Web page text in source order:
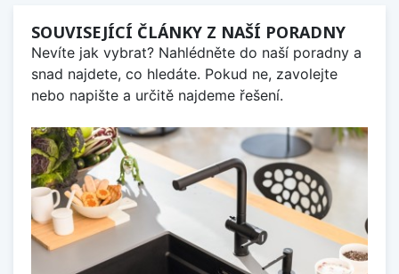
SOUVISEJÍCÍ ČLÁNKY Z NAŠÍ PORADNY
Nevíte jak vybrat? Nahlédněte do naší poradny a
snad najdete, co hledáte. Pokud ne, zavolejte
nebo napište a určitě najdeme řešení.